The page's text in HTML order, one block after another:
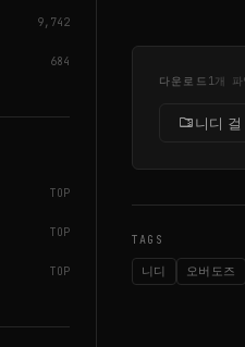
9,742
684
TOP
TOP
TOP
다운로드 1개 파
folder_zip니디
TAGS
니디 오버도즈